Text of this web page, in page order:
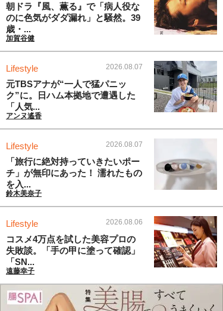
朝ドラ『風、薫る』で「病人役な
のに色気がダダ漏れ」と騒然。39
歳・...
加賀谷健
Lifestyle 2026.08.07
元TBSアナが“一人で猛パニッ
ク”に。日ハム本拠地で遭遇した
「人気...
アンヌ遙香
Lifestyle 2026.08.07
「旅行に絶対持っていきたいポー
チ」が無印にあった！ 濡れたもの
を入...
鈴木美奈子
Lifestyle 2026.08.06
コスメ4万点を試した美容プロの
失敗談。「手の甲に塗って確認」
「SN...
遠藤幸子